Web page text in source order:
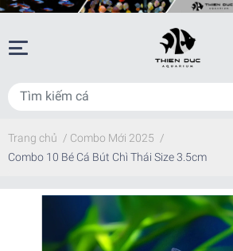
Trang chủ / Combo Mới 2025 /
Combo 10 Bé Cá Bút Chì Thái Size 3.5cm